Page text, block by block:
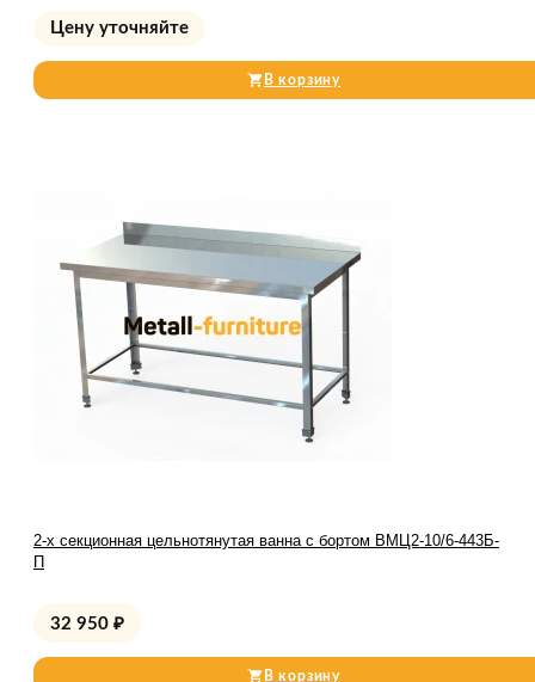
Цену уточняйте
В корзину
2-х секционная цельнотянутая ванна с бортом ВМЦ2-10/6-443Б-
П
32 950 ₽
В корзину